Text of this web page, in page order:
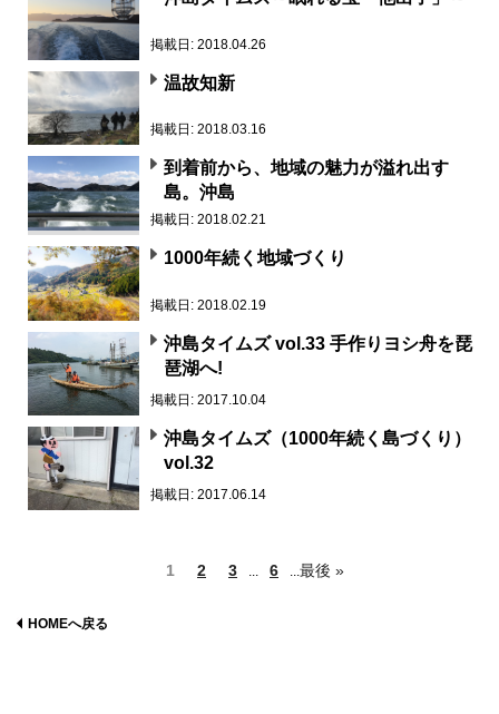
掲載日: 2018.04.26
温故知新
掲載日: 2018.03.16
到着前から、地域の魅力が溢れ出す
島。沖島
掲載日: 2018.02.21
1000年続く地域づくり
掲載日: 2018.02.19
沖島タイムズ vol.33 手作りヨシ舟を琵
琶湖へ!
掲載日: 2017.10.04
沖島タイムズ（1000年続く島づくり）
vol.32
掲載日: 2017.06.14
1 2 3 ... 6 ...最後 »
HOMEへ戻る